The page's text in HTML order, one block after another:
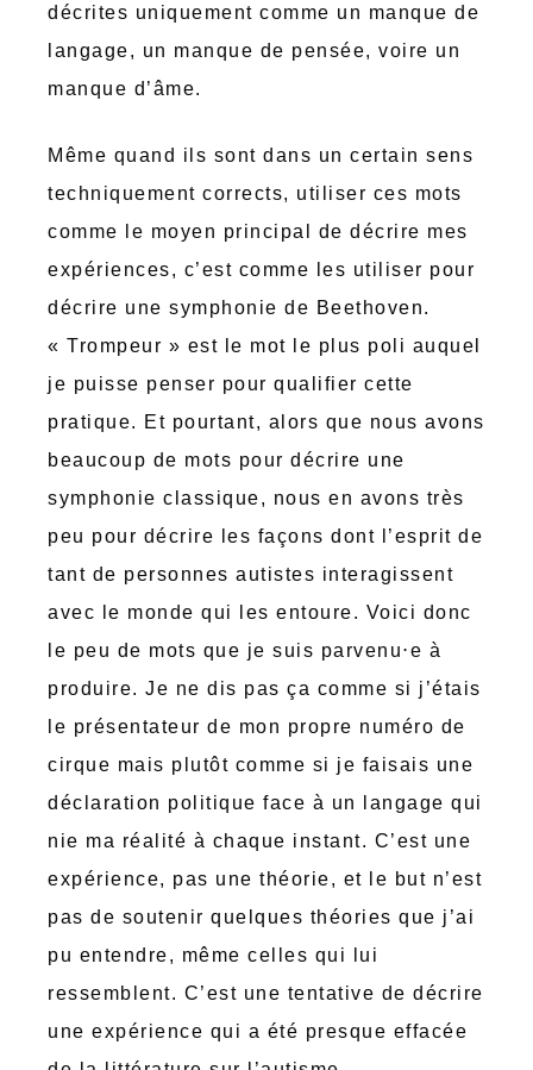
décrites uniquement comme un manque de
langage, un manque de pensée, voire un
manque d’âme.
Même quand ils sont dans un certain sens
techniquement corrects, utiliser ces mots
comme le moyen principal de décrire mes
expériences, c’est comme les utiliser pour
décrire une symphonie de Beethoven.
« Trompeur » est le mot le plus poli auquel
je puisse penser pour qualifier cette
pratique. Et pourtant, alors que nous avons
beaucoup de mots pour décrire une
symphonie classique, nous en avons très
peu pour décrire les façons dont l’esprit de
tant de personnes autistes interagissent
avec le monde qui les entoure. Voici donc
le peu de mots que je suis parvenu⋅e à
produire. Je ne dis pas ça comme si j’étais
le présentateur de mon propre numéro de
cirque mais plutôt comme si je faisais une
déclaration politique face à un langage qui
nie ma réalité à chaque instant. C’est une
expérience, pas une théorie, et le but n’est
pas de soutenir quelques théories que j’ai
pu entendre, même celles qui lui
ressemblent. C’est une tentative de décrire
une expérience qui a été presque effacée